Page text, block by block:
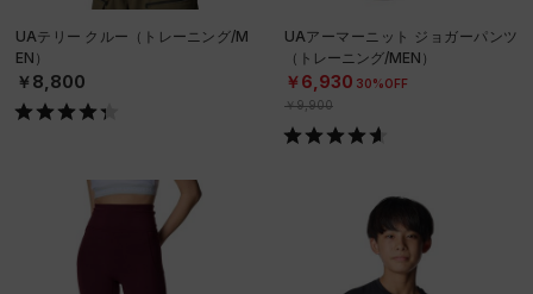
UAテリー クルー（トレーニング/M
EN）
￥8,800
UAアーマーニット ジョガーパンツ
（トレーニング/MEN）
￥6,930 30%OFF
￥9,900